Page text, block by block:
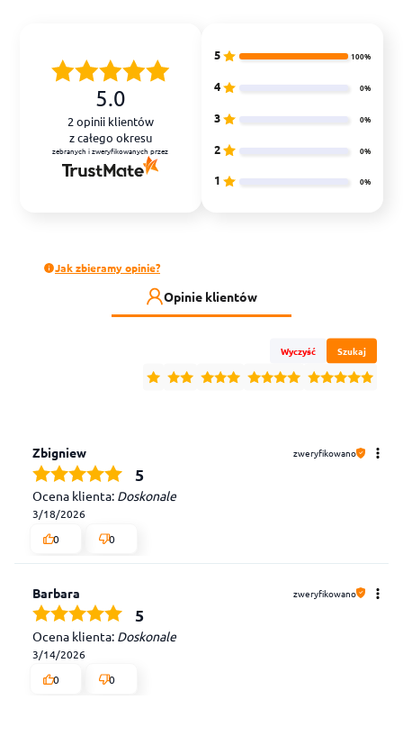
5.0
2 opinii klientów
z całego okresu
zebranych i zweryfikowanych przez
5 100%
4 0%
3 0%
2 0%
1 0%
Jak zbieramy opinie?
Opinie klientów
Wyczyść Szukaj
Zbigniew zweryfikowano
5
Ocena klienta: Doskonale
3/18/2026
0
0
Barbara zweryfikowano
5
Ocena klienta: Doskonale
3/14/2026
0
0